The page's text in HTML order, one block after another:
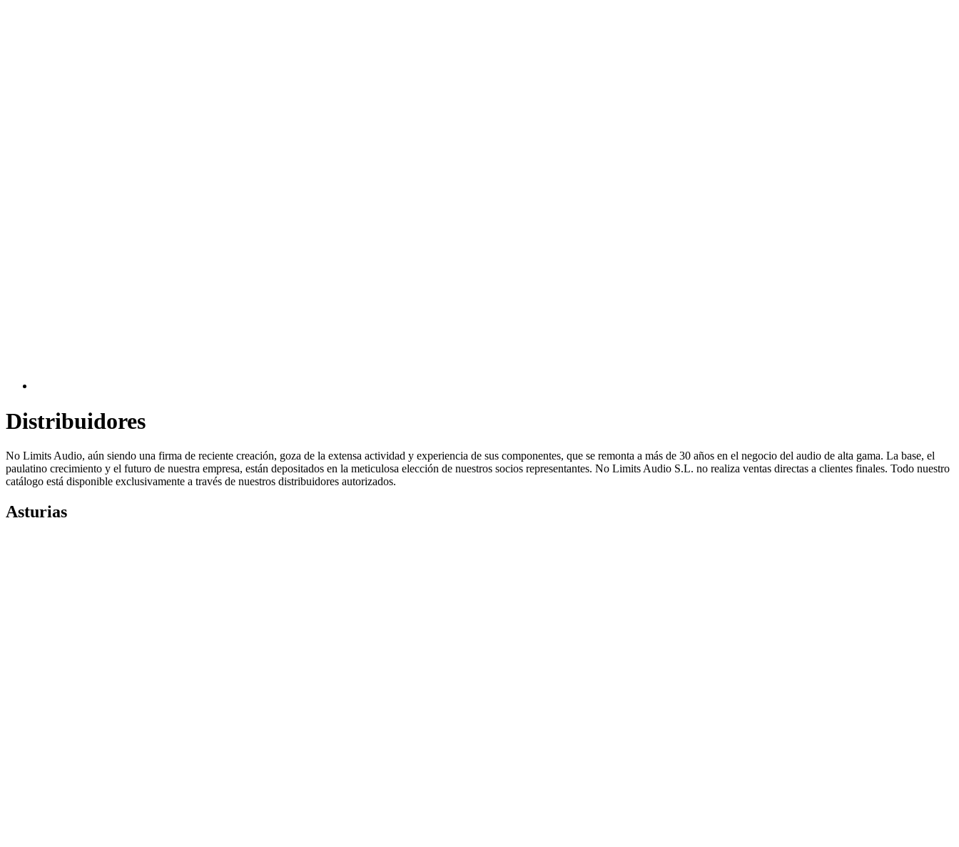
Distribuidores
No Limits Audio, aún siendo una firma de reciente creación, goza de la extensa actividad y experiencia de sus componentes, que se remonta a más de 30 años en el negocio del audio de alta gama. La base, el
paulatino crecimiento y el futuro de nuestra empresa, están depositados en la meticulosa elección de nuestros socios representantes. No Limits Audio S.L. no realiza ventas directas a clientes finales. Todo nuestro
catálogo está disponible exclusivamente a través de nuestros distribuidores autorizados.
Asturias